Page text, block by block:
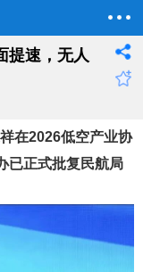
提速，无人
在2026低空产业协
已正式批复民航局